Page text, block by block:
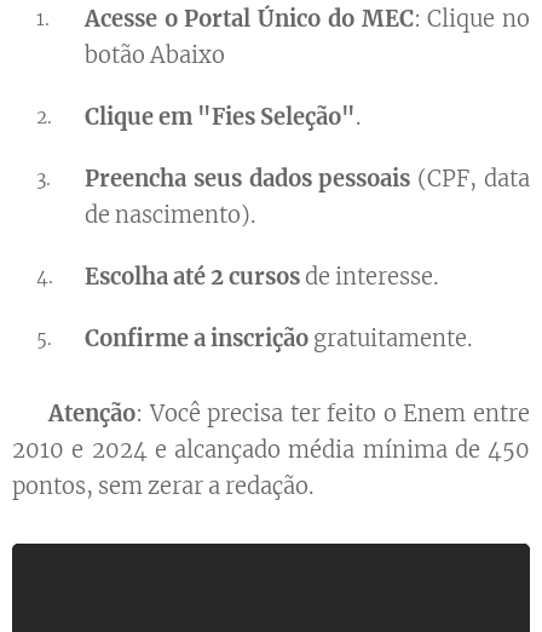
Acesse o Portal Único do MEC: Clique no
botão Abaixo
Clique em "Fies Seleção".
Preencha seus dados pessoais (CPF, data
de nascimento).
Escolha até 2 cursos de interesse.
Confirme a inscrição gratuitamente.
⚠️Atenção: Você precisa ter feito o Enem entre
2010 e 2024 e alcançado média mínima de 450
pontos, sem zerar a redação.